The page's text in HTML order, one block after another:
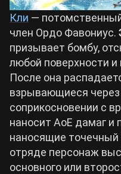
Кли —
член Ордо Фавониус.
призывает бомбу,
любой поверхности
После она
взрывающиеся
соприкосновении с
наносит АоЕ дамаг и
наносящие точечный
отряде персонаж
основного или